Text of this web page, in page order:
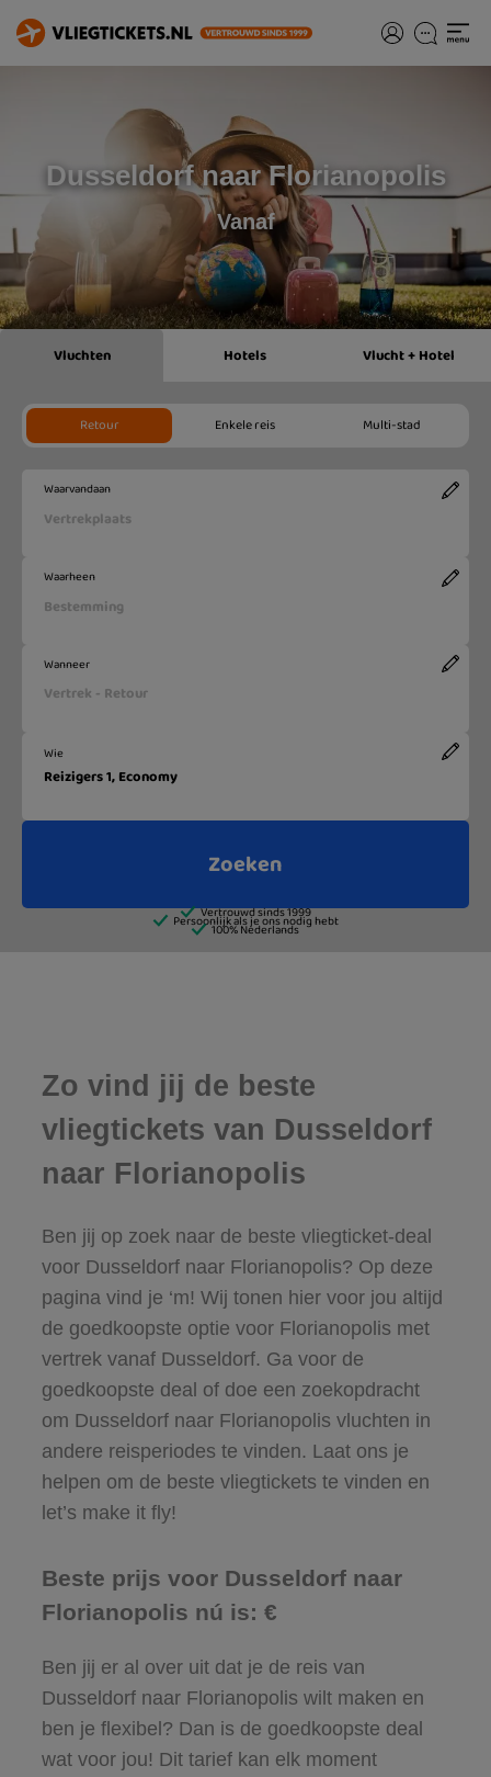
Dusseldorf naar Florianopolis
Vanaf
Zo vind jij de beste
vliegtickets van Dusseldorf
naar Florianopolis
Ben jij op zoek naar de beste vliegticket-deal
voor Dusseldorf naar Florianopolis? Op deze
pagina vind je ‘m! Wij tonen hier voor jou altijd
de goedkoopste optie voor Florianopolis met
vertrek vanaf Dusseldorf. Ga voor de
goedkoopste deal of doe een zoekopdracht
om Dusseldorf naar Florianopolis vluchten in
andere reisperiodes te vinden. Laat ons je
helpen om de beste vliegtickets te vinden en
let’s make it fly!
Beste prijs voor Dusseldorf naar
Florianopolis nú is: €
Ben jij er al over uit dat je de reis van
Dusseldorf naar Florianopolis wilt maken en
ben je flexibel? Dan is de goedkoopste deal
wat voor jou! Dit tarief kan elk moment